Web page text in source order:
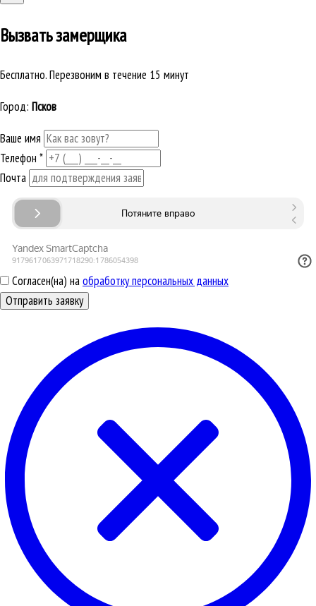
Вызвать замерщика
Бесплатно. Перезвоним в течение 15 минут
Город: Псков
Ваше имя
Телефон *
Почта
Согласен(на) наобработку персональных данных
Отправить заявку